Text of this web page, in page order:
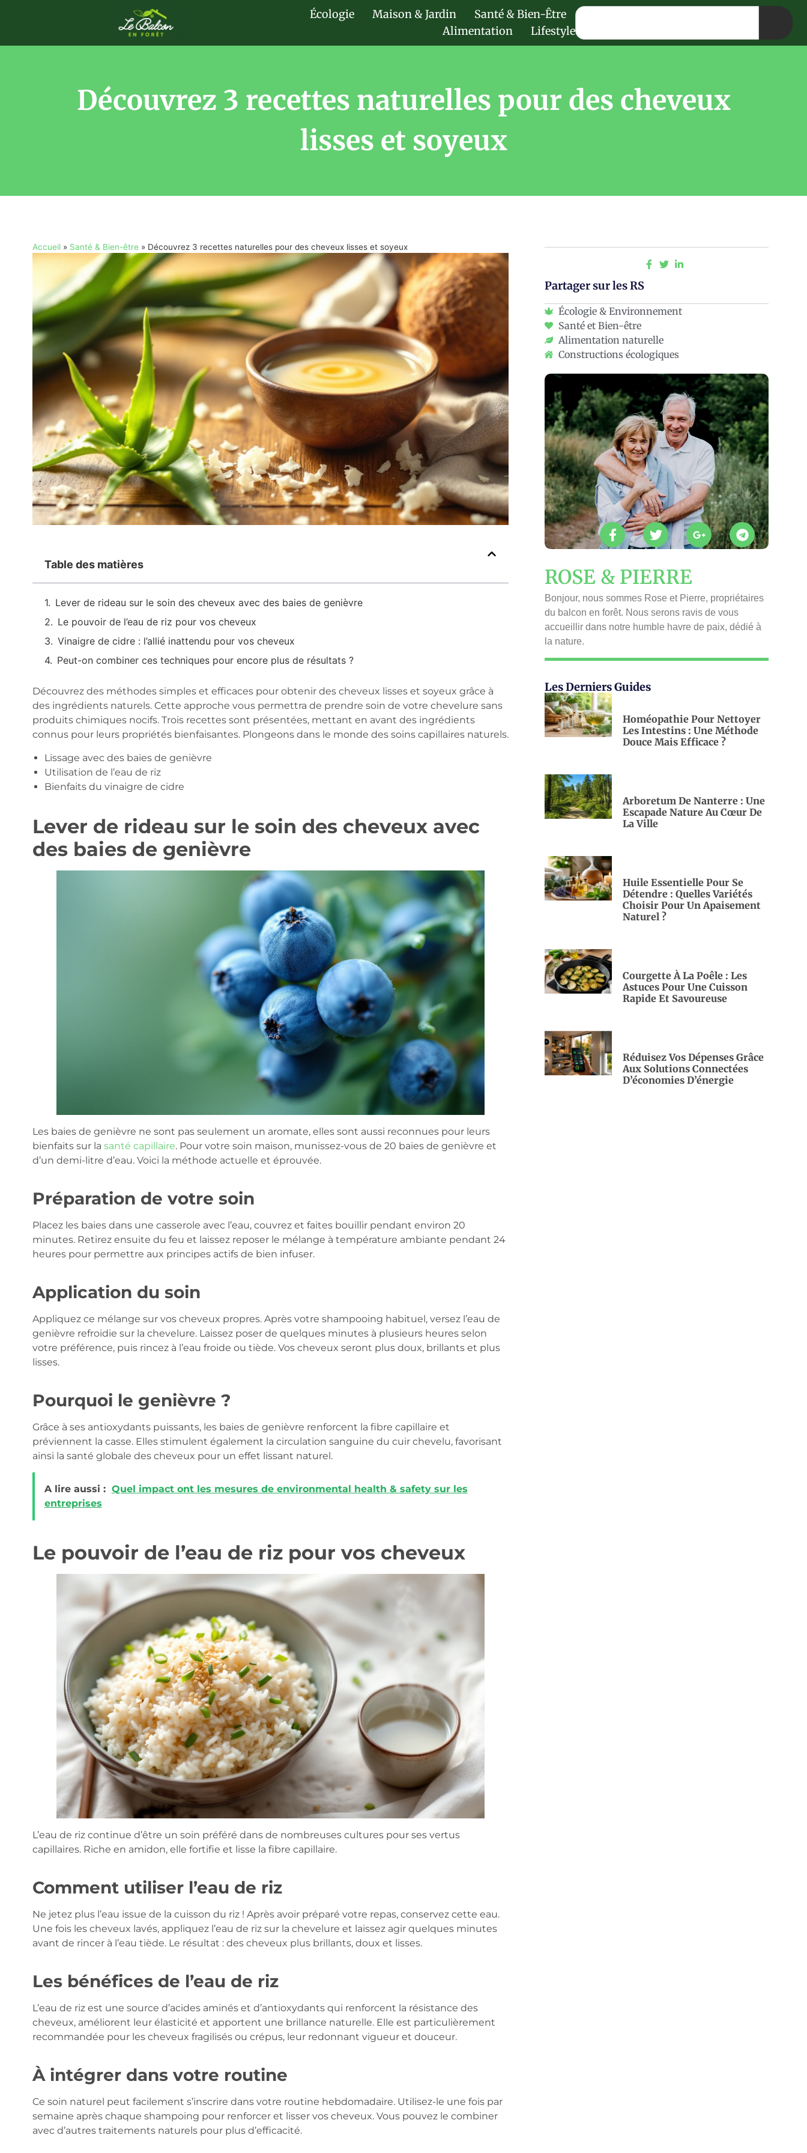
Écologie Maison & Jardin
Santé & Bien-Être
Alimentation
Lifestyle
Découvrez 3 recettes naturelles pour des cheveux
lisses et soyeux
Accueil» Santé & Bien-être » Découvrez 3 recettes naturelles pour des cheveux lisses et soyeux
Table des matières
Lever de rideau sur le soin des cheveux avec des baies de genièvre
Le pouvoir de l’eau de riz pour vos cheveux
Vinaigre de cidre : l’allié inattendu pour vos cheveux
Peut-on combiner ces techniques pour encore plus de résultats ?
Découvrez des méthodes simples et efficaces pour obtenir des cheveux lisses et soyeux grâce à
des ingrédients naturels. Cette approche vous permettra de prendre soin de votre chevelure sans
produits chimiques nocifs. Trois recettes sont présentées, mettant en avant des ingrédients
connus pour leurs propriétés bienfaisantes. Plongeons dans le monde des soins capillaires naturels.
Lissage avec des baies de genièvre
Utilisation de l’eau de riz
Bienfaits du vinaigre de cidre
Lever de rideau sur le soin des cheveux avec
des baies de genièvre
Les baies de genièvre ne sont pas seulement un aromate, elles sont aussi reconnues pour leurs
bienfaits sur la santé capillaire. Pour votre soin maison, munissez-vous de 20 baies de genièvre et
d’un demi-litre d’eau. Voici la méthode actuelle et éprouvée.
Préparation de votre soin
Placez les baies dans une casserole avec l’eau, couvrez et faites bouillir pendant environ 20
minutes. Retirez ensuite du feu et laissez reposer le mélange à température ambiante pendant 24
heures pour permettre aux principes actifs de bien infuser.
Application du soin
Appliquez ce mélange sur vos cheveux propres. Après votre shampooing habituel, versez l’eau de
genièvre refroidie sur la chevelure. Laissez poser de quelques minutes à plusieurs heures selon
votre préférence, puis rincez à l’eau froide ou tiède. Vos cheveux seront plus doux, brillants et plus
lisses.
Pourquoi le genièvre ?
Grâce à ses antioxydants puissants, les baies de genièvre renforcent la fibre capillaire et
préviennent la casse. Elles stimulent également la circulation sanguine du cuir chevelu, favorisant
ainsi la santé globale des cheveux pour un effet lissant naturel.
A lire aussi : Quel impact ont les mesures de environmental health & safety sur les
entreprises
Le pouvoir de l’eau de riz pour vos cheveux
L’eau de riz continue d’être un soin préféré dans de nombreuses cultures pour ses vertus
capillaires. Riche en amidon, elle fortifie et lisse la fibre capillaire.
Comment utiliser l’eau de riz
Ne jetez plus l’eau issue de la cuisson du riz ! Après avoir préparé votre repas, conservez cette eau.
Une fois les cheveux lavés, appliquez l’eau de riz sur la chevelure et laissez agir quelques minutes
avant de rincer à l’eau tiède. Le résultat : des cheveux plus brillants, doux et lisses.
Les bénéfices de l’eau de riz
L’eau de riz est une source d’acides aminés et d’antioxydants qui renforcent la résistance des
cheveux, améliorent leur élasticité et apportent une brillance naturelle. Elle est particulièrement
recommandée pour les cheveux fragilisés ou crépus, leur redonnant vigueur et douceur.
À intégrer dans votre routine
Ce soin naturel peut facilement s’inscrire dans votre routine hebdomadaire. Utilisez-le une fois par
semaine après chaque shampoing pour renforcer et lisser vos cheveux. Vous pouvez le combiner
avec d’autres traitements naturels pour plus d’efficacité.
Partager sur les RS
Écologie & Environnement
Santé et Bien-être
Alimentation naturelle
Constructions écologiques
ROSE & PIERRE
Bonjour, nous sommes Rose et Pierre, propriétaires
du balcon en forêt. Nous serons ravis de vous
accueillir dans notre humble havre de paix, dédié à
la nature.
Les Derniers Guides
Homéopathie Pour Nettoyer
Les Intestins : Une Méthode
Douce Mais Efficace ?
Arboretum De Nanterre : Une
Escapade Nature Au Cœur De
La Ville
Huile Essentielle Pour Se
Détendre : Quelles Variétés
Choisir Pour Un Apaisement
Naturel ?
Courgette À La Poêle : Les
Astuces Pour Une Cuisson
Rapide Et Savoureuse
Réduisez Vos Dépenses Grâce
Aux Solutions Connectées
D’économies D’énergie